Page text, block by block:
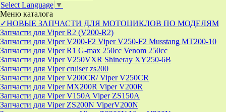
Select Language ▼
Меню каталога
✓НОВЫЕ ЗАПЧАСТИ ДЛЯ МОТОЦИКЛОВ ПО МОДЕЛЯМ
Запчасти для Viper R2 (V200-R2)
Запчасти для Viper V200-F2 Viper V250-F2 Musstang MT200-10
Запчасти для Viper R1 G-max 250cc Venom 250cc
Запчасти для Viper V250VXR Shineray XY250-6B
Запчасти для Viper cruiser zs200
Запчасти для Viper V200CR/ Viper V250CR
Запчасти для Viper MX200R Viper V200R
Запчасти для Viper V150A Viper ZS150A
Запчасти для Viper ZS200N ViperV200N